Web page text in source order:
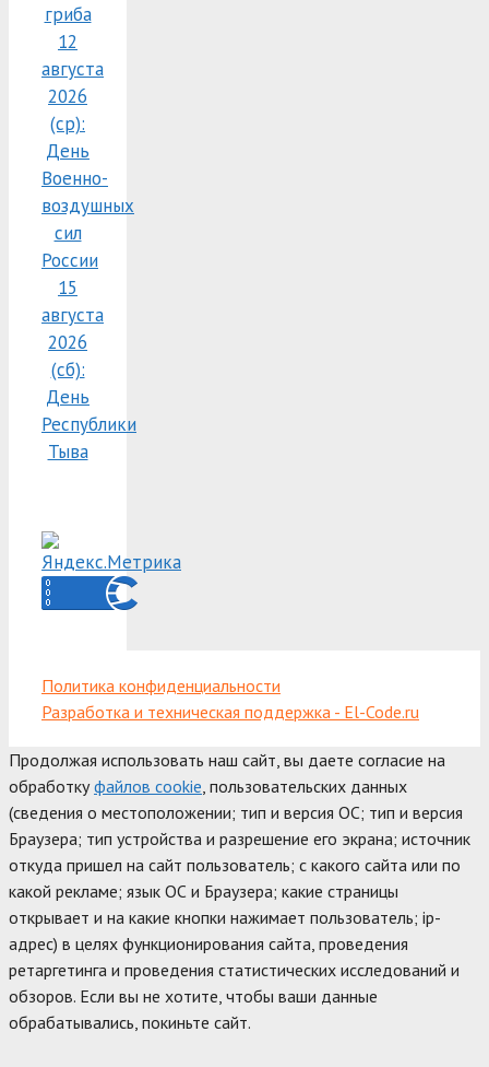
гриба
12
августа
2026
(ср):
День
Военно-
воздушных
сил
России
15
августа
2026
(сб):
День
Республики
Тыва
Политика конфиденциальности
Разработка и техническая поддержка - El-Code.ru
Продолжая использовать наш сайт, вы даете согласие на
обработкуфайлов cookie , пользовательских данных
(сведения о местоположении; тип и версия ОС; тип и версия
Браузера; тип устройства и разрешение его экрана; источник
откуда пришел на сайт пользователь; с какого сайта или по
какой рекламе; язык ОС и Браузера; какие страницы
открывает и на какие кнопки нажимает пользователь; ip-
адрес) в целях функционирования сайта, проведения
ретаргетинга и проведения статистических исследований и
обзоров. Если вы не хотите, чтобы ваши данные
обрабатывались, покиньте сайт.